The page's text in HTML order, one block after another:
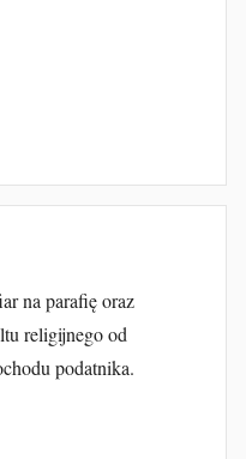
na parafię oraz
religijnego od
podatnika.